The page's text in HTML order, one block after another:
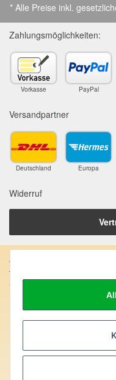
* Alle Preise inkl.
Zahlungsmöglichkeiten:
Vorkasse PayPal
Versandpartner
Deutschland Europa
Widerruf
Anschrift:
SteinZeitOase
besondere Kräfte und